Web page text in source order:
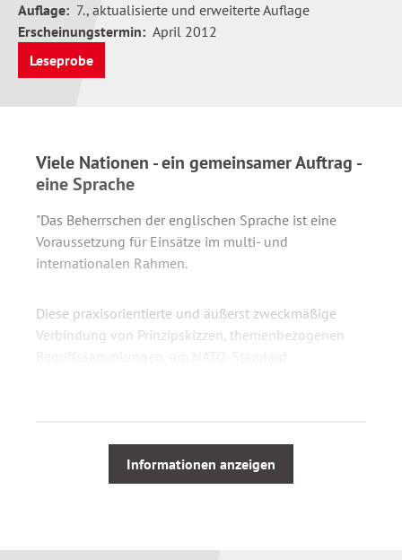
Auflage: 7., aktualisierte und erweiterte Auflage
Erscheinungstermin: April 2012
Leseprobe
Viele Nationen - ein gemeinsamer Auftrag -
eine Sprache
"Das Beherrschen der englischen Sprache ist eine
Voraussetzung für Einsätze im multi- und
internationalen Rahmen.
Diese praxisorientierte und äußerst zweckmäßige
Verbindung von Prinzipskizzen, themenbezogenen
Führungsprozess ausgezeichnete Hilfe."General a.D.
Dr. Klaus Reinhardt, ehemaliger Befehlshaber der
NATO-Landstreitkräfte Europa Mitte
Informationen anzeigen